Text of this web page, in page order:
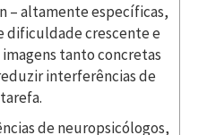
– altamente específicas,
dificuldade crescente e
tanto concretas
interferências de
de neuropsicólogos,